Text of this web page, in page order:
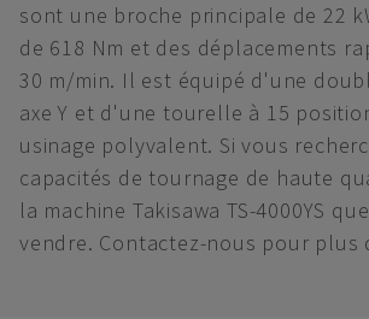
sont une broche principale de 22
de 618 Nm et des déplacements
30 m/min. Il est équipé d'une
axe Y et d'une tourelle à 15
usinage polyvalent. Si vous
capacités de tournage de haute
la machine Takisawa TS-4000YS
vendre. Contactez-nous pour plus